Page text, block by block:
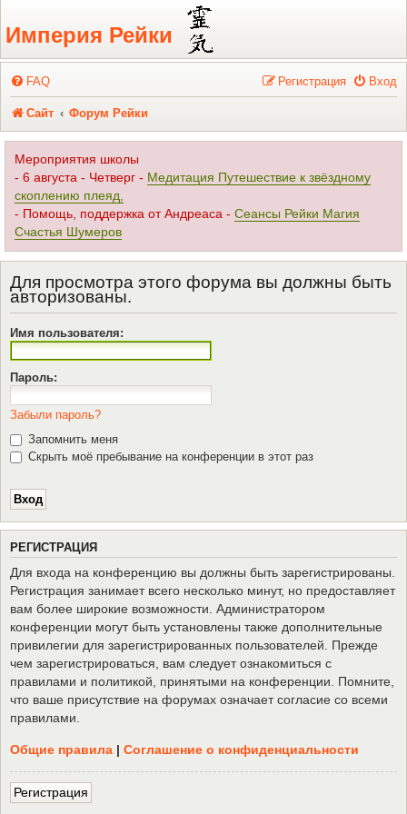
Регистрация
Империя Рейки
FAQ Вход
Регистрация
Сайт Форум Рейки
Мероприятия школы
- 6 августа - Четверг - Медитация Путешествие к звёздному
скоплению плеяд,
- Помощь, поддержка от Андреаса - Сеансы Рейки Магия
Счастья Шумеров
Для просмотра этого форума вы должны быть
авторизованы.
Имя пользователя:
Пароль:
Забыли пароль?
Запомнить меня
Скрыть моё пребывание на конференции в этот раз
РЕГИСТРАЦИЯ
Для входа на конференцию вы должны быть зарегистрированы.
Регистрация занимает всего несколько минут, но предоставляет
вам более широкие возможности. Администратором
конференции могут быть установлены также дополнительные
привилегии для зарегистрированных пользователей. Прежде
чем зарегистрироваться, вам следует ознакомиться с
правилами и политикой, принятыми на конференции. Помните,
что ваше присутствие на форумах означает согласие со всеми
правилами.
Общие правила | Соглашение о конфиденциальности
Регистрация